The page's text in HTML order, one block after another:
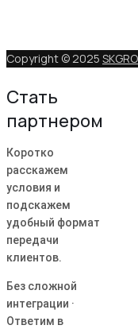
Copyright © 2025
Стать
партнером
Коротко
расскажем
условия и
подскажем
удобный формат
передачи
клиентов.
Без сложной
интеграции ·
Ответим в